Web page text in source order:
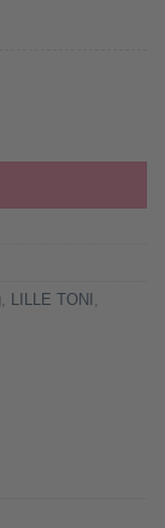
Merinowolle
LILLE TONI